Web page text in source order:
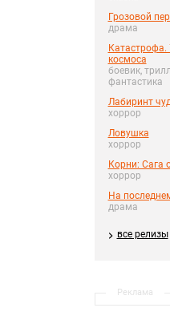
Грозовой
драма
Катастрофа.
космоса
боевик,
фантастика
Лабиринт
хоррор
Ловушка
хоррор
Корни: Сага
хоррор
На
драма
все релизы
Реклама